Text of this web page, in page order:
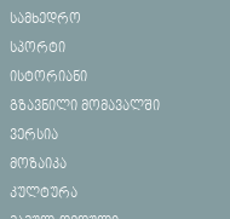
სამხედრო
სპორტი
ისტორიანი
გზავნილი მომავალში
ვერსია
მოზაიკა
კულტურა